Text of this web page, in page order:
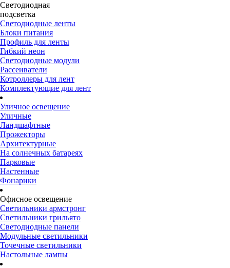
Светодиодная
подсветка
Светодиодные ленты
Блоки питания
Профиль для ленты
Гибкий неон
Светодиодные модули
Рассеиватели
Котроллеры для лент
Комплектующие для лент
Уличное освещение
Уличные
Ландшафтные
Прожекторы
Архитектурные
На солнечных батареях
Парковые
Настенные
Фонарики
Офисное освещение
Светильники армстронг
Светильники грильято
Светодиодные панели
Модульные светильники
Точечные светильники
Настольные лампы